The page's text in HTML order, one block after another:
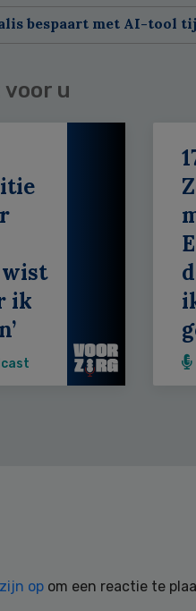
bespaart met AI-tool
u
wist
ik
op om een reactie te